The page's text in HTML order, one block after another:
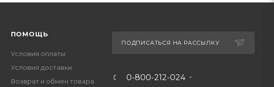
ПОМОЩЬ
Условия оплаты
Условия доставки
Возврат и обмен товара
ПОДПИСАТЬСЯ НА РАССЫЛКУ
0-800-212-024